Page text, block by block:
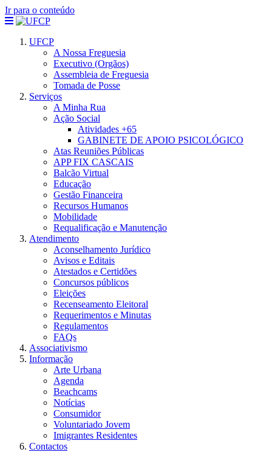
Ir para o conteúdo
UFCP
A Nossa Freguesia
Executivo (Orgãos)
Assembleia de Freguesia
Tomada de Posse
Serviços
A Minha Rua
Ação Social
Atividades +65
GABINETE DE APOIO PSICOLÓGICO
Atas Reuniões Públicas
APP FIX CASCAIS
Balcão Virtual
Educação
Gestão Financeira
Recursos Humanos
Mobilidade
Requalificação e Manutenção
Atendimento
Aconselhamento Jurídico
Avisos e Editais
Atestados e Certidões
Concursos públicos
Eleições
Recenseamento Eleitoral
Requerimentos e Minutas
Regulamentos
FAQs
Associativismo
Informação
Arte Urbana
Agenda
Beachcams
Notícias
Consumidor
Voluntariado Jovem
Imigrantes Residentes
Contactos